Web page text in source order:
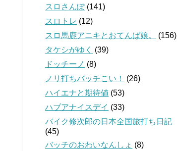
スロさんぽ(141)
スロトレ (12)
スロ馬鹿アニキとおてんば娘。
(156)
タケシがゆく
(39)
ドッチーノ (8)
ノリ打ちバッチこい！
(26)
ハイエナと期待値 (53)
ハブアナイスデイ (33)
バイク修次郎の日本全国旅打ち日記
(45)
バッチのおわいなんしょ (8)